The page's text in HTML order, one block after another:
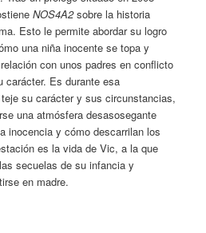
NOS4A2sobre la historia
Esto le permite abordar su logro
una niña inocente se topa y
con unos padres en conflicto
carácter. Es durante esa
su carácter y sus circunstancias,
una atmósfera desasosegante
inocencia y cómo descarrilan los
es la vida de Vic, a la que
secuelas de su infancia y
en madre.